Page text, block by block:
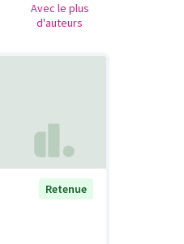
Avec le plus
d'auteurs
Retenue